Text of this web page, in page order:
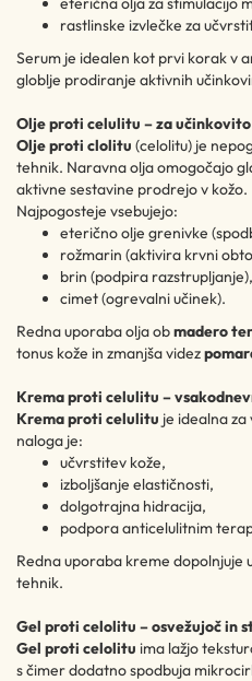
rastlinske izvlečke za
Serum je idealen kot prvi korak v
globlje prodiranje aktivnih
Olje proti celulitu – za učinkovito
Olje proti clolitu (celolitu) je
tehnik. Naravna olja omogočajo
aktivne sestavine prodrejo v kožo.
Najpogosteje vsebujejo:
eterično olje grenivke
rožmarin (aktivira krvni
brin (podpira razstrupljanje),
cimet (ogrevalni učinek).
Redna uporaba olja obmadero
tonus kože in zmanjša videz
Krema proti celulitu –
Krema proti celulitu je idealna
naloga je:
učvrstitev kože,
izboljšanje elastičnosti,
dolgotrajna hidracija,
podpora anticelulitnim
Redna uporaba kreme dopolnjuje
tehnik.
Gel proti celolitu – osvežujoč in
Gel proti celolitu ima lažjo
s čimer dodatno spodbuja